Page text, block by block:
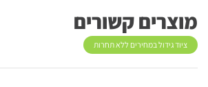
מוצרים קשורים
ציוד גידול במחירים ללא תחרות